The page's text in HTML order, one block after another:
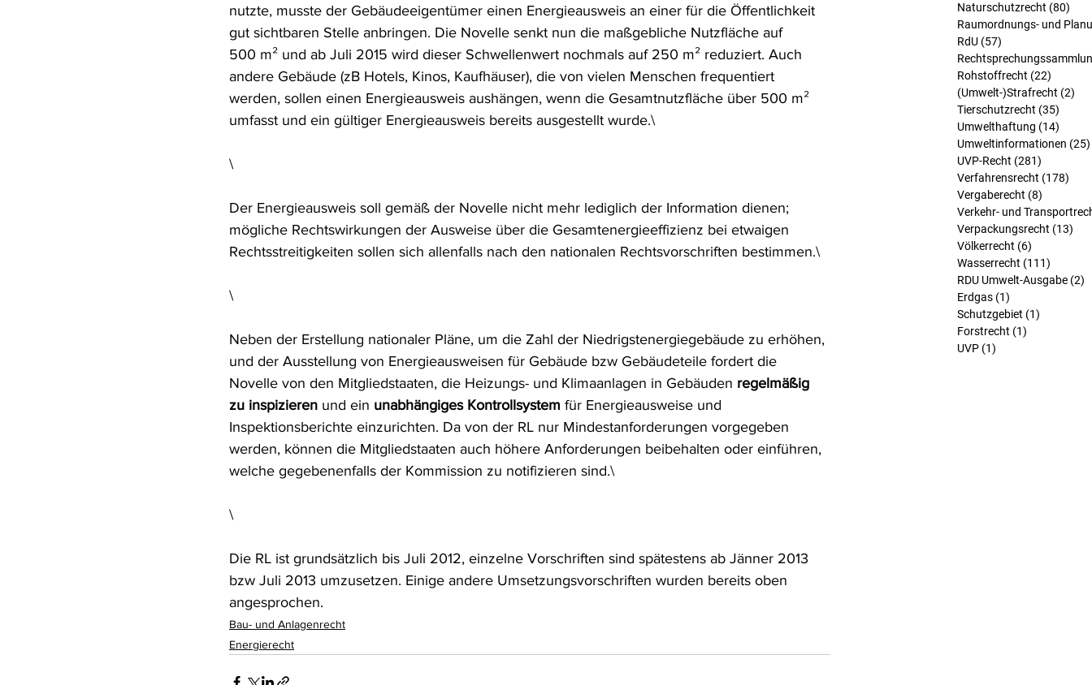
nutzte, musste der Gebäudeeigentümer einen Energieausweis an einer für die Öffentlichkeit
gut sichtbaren Stelle anbringen. Die Novelle senkt nun die maßgebliche Nutzfläche auf
500 m² und ab Juli 2015 wird dieser Schwellenwert nochmals auf 250 m² reduziert. Auch
andere Gebäude (zB Hotels, Kinos, Kaufhäuser), die von vielen Menschen frequentiert
werden, sollen einen Energieausweis aushängen, wenn die Gesamtnutzfläche über 500 m²
umfasst und ein gültiger Energieausweis bereits ausgestellt wurde.\
\
Der Energieausweis soll gemäß der Novelle nicht mehr lediglich der Information dienen;
mögliche Rechtswirkungen der Ausweise über die Gesamtenergieeffizienz bei etwaigen
Rechtsstreitigkeiten sollen sich allenfalls nach den nationalen Rechtsvorschriften bestimmen.\
\
Neben der Erstellung nationaler Pläne, um die Zahl der Niedrigstenergiegebäude zu erhöhen,
und der Ausstellung von Energieausweisen für Gebäude bzw Gebäudeteile fordert die
Novelle von den Mitgliedstaaten, die Heizungs- und Klimaanlagen in Gebäuden regelmäßig
zu inspizieren und ein unabhängiges Kontrollsystem für Energieausweise und
Inspektionsberichte einzurichten. Da von der RL nur Mindestanforderungen vorgegeben
werden, können die Mitgliedstaaten auch höhere Anforderungen beibehalten oder einführen,
welche gegebenenfalls der Kommission zu notifizieren sind.\
\
Die RL ist grundsätzlich bis Juli 2012, einzelne Vorschriften sind spätestens ab Jänner 2013
bzw Juli 2013 umzusetzen. Einige andere Umsetzungsvorschriften wurden bereits oben
angesprochen.
Bau- und Anlagenrecht
Energierecht
Naturschutzrecht (80)
Raumordnungs- und
RdU (57)
Rohstoffrecht (22)
(Umwelt-)Strafrecht (2)
Tierschutzrecht (35)
Umwelthaftung (14)
Umweltinformationen (25)
UVP-Recht (281)
Verfahrensrecht (178)
Vergaberecht (8)
Verkehr- und
Verpackungsrecht (13)
Völkerrecht (6)
Wasserrecht (111)
RDU Umwelt-Ausgabe (2)
Erdgas (1)
Schutzgebiet (1)
Forstrecht (1)
UVP (1)